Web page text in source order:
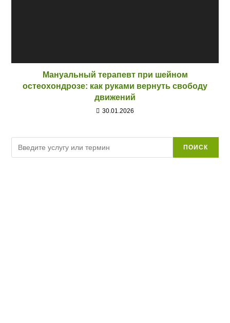
Мануальный терапевт при шейном
остеохондрозе: как руками вернуть свободу
движений
30.01.2026
ПОИСК